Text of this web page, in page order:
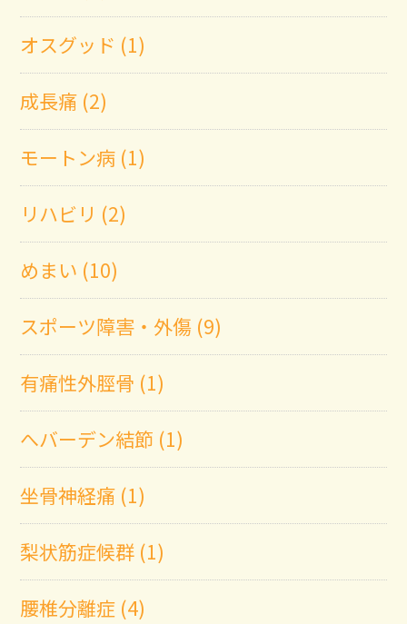
オスグッド (1)
成長痛 (2)
モートン病 (1)
リハビリ (2)
めまい (10)
スポーツ障害・外傷 (9)
有痛性外脛骨 (1)
へバーデン結節 (1)
坐骨神経痛 (1)
梨状筋症候群 (1)
腰椎分離症 (4)